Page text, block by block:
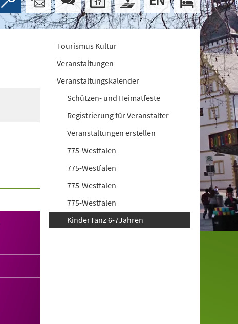
Tourismus Kultur
Veranstaltungen
Veranstaltungskalender
Schützen- und Heimatfeste
Registrierung für Veranstalter
Veranstaltungen erstellen
775-Westfalen
775-Westfalen
775-Westfalen
775-Westfalen
KinderTanz 6-7Jahren